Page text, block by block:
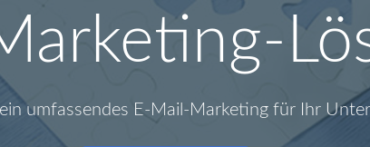
umfassendes E-Mail-Marketing für Ihr